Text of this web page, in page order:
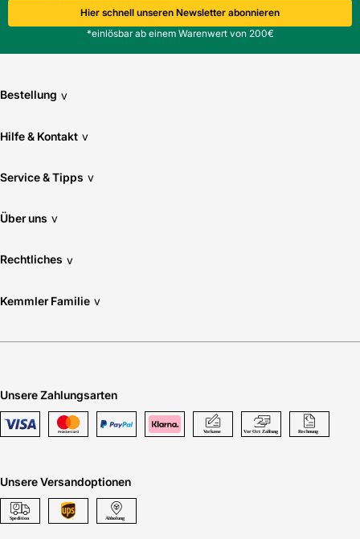
Hier schnell unseren Newsletter abonnieren
*einlösbar ab einem Warenwert von 200€
Bestellung v
Hilfe & Kontakt v
Service & Tipps v
Über uns v
Rechtliches v
Kemmler Familie v
Unsere Zahlungsarten
Unsere Versandoptionen